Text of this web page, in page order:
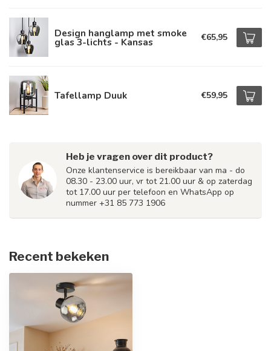
Design hanglamp met smoke
glas 3-lichts - Kansas €65,95
Tafellamp Duuk €59,95
Heb je vragen over dit product?
Onze klantenservice is bereikbaar van ma - do
08.30 - 23.00 uur, vr tot 21.00 uur & op zaterdag
tot 17.00 uur per telefoon en WhatsApp op
nummer +31 85 773 1906
Recent bekeken